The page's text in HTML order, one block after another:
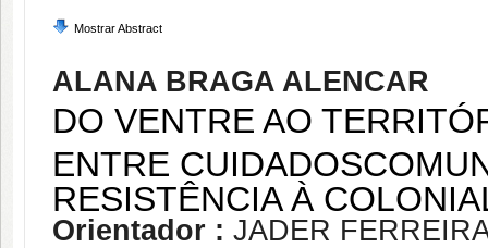
Mostrar Abstract
ALANA BRAGA ALENCAR
DO VENTRE AO
ENTRE
RESISTÊNCIA À
Orientador : JADER